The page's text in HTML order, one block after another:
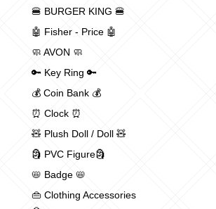
🍔 BURGER KING 🍔
🤖 Fisher - Price 🤖
🧼 AVON 🧼
🔑 Key Ring 🔑
💰 Coin Bank 💰
⏰ Clock ⏰
🧸 Plush Doll / Doll 🧸
🗿 PVC Figure🗿
📛 Badge 📛
👜 Clothing Accessories